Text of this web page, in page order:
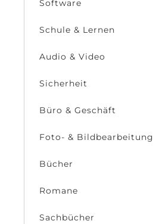
Software
Schule & Lernen
Audio & Video
Sicherheit
Büro & Geschäft
Foto- & Bildbearbeitung
Bücher
Romane
Sachbücher